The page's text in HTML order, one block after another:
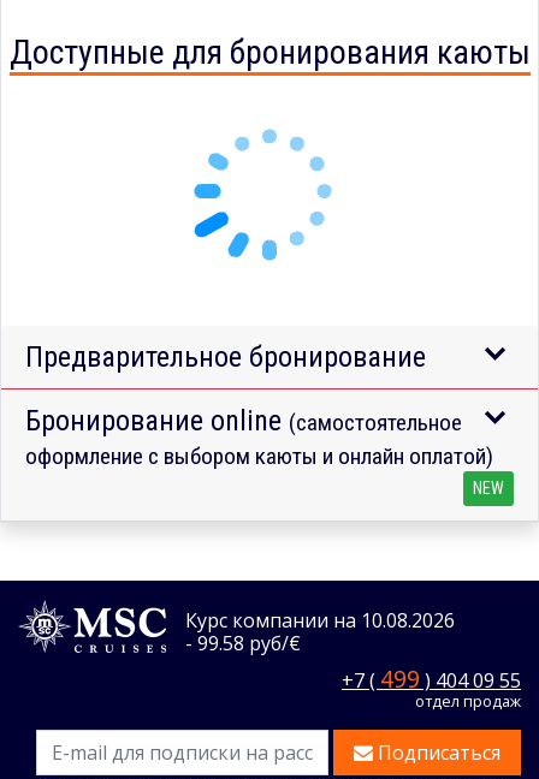
Доступные для бронирования каюты
Предварительное бронирование
Бронирование online (самостоятельное
оформление с выбором каюты и онлайн оплатой)
NEW
Курс компании на 10.08.2026
- 99.58 руб/€
+7 ( 499 ) 404 09 55
отдел продаж
Подписаться